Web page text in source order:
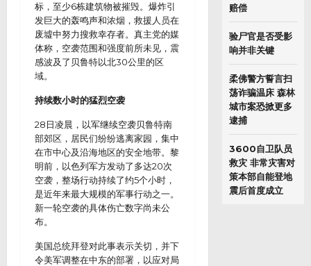
标，至少6栋建筑物被摧毁。爆炸引
发巨大的轰鸣声和浓烟，救援人员在
废墟中努力搜救幸存者。真主党的媒
体称，空袭范围和强度前所未见，震
感波及了贝鲁特以北30公里的区
域。
持续数小时的猛烈空袭
28日凌晨，以军继续空袭贝鲁特南
部郊区，居民们纷纷逃离家园，集中
在市中心及沿海地区的安全地带。黎
明前，以色列军方发动了多达20次
空袭，整场行动持续了约5个小时，
是近年来最大规模的军事行动之一。
新一轮空袭的具体伤亡数字尚未公
布。
美国总统拜登对此事表示关切，并下
令美军调整在中东的部署，以应对局
赔偿
验尸官是否受影
响并非关键
柔佛警方誓言扫
荡诈骗温床 森林
城市案恐掀更多
逮捕
3600自卫队员
救灾 非常灾害对
策本部自能登地
震后首度成立